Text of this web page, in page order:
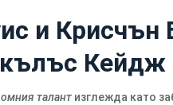
и Крисчън
Кейдж
талант изглежда като